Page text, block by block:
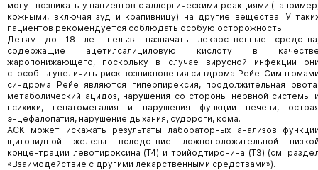
могут возникать у пациентов с аллергическими реакциями
кожными, включая зуд и крапивницу) на другие вещества. У
пациентов рекомендуется соблюдать особую осторожность.
Детям до 18 лет нельзя назначать лекарственные
содержащие ацетилсалициловую кислоту в
жаропонижающего, поскольку в случае вирусной инфекции
способны увеличить риск возникновения синдрома Рейе.
синдрома Рейе являются гиперпирексия, продолжительная
метаболический ацидоз, нарушения со стороны нервной системы
психики, гепатомегалия и нарушения функции печени,
энцефалопатия, нарушение дыхания, судороги, кома.
АСК может искажать результаты лабораторных анализов
щитовидной железы вследствие ложноположительной
концентрации левотироксина (T4) и трийодтиронина (T3) (см.
«Взаимодействие с другими лекарственными средствами»).